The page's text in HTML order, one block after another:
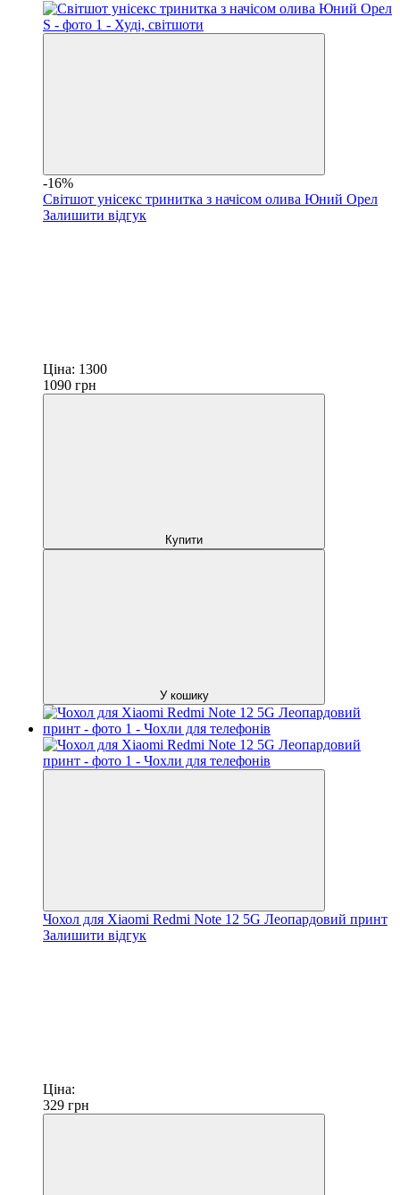
-16%
Світшот унісекс тринитка з начісом олива Юний Орел
Залишити відгук
Ціна: 1300
1090 грн
Купити
У кошику
Чохол для Xiaomi Redmi Note 12 5G Леопардовий принт
Залишити відгук
Ціна:
329 грн